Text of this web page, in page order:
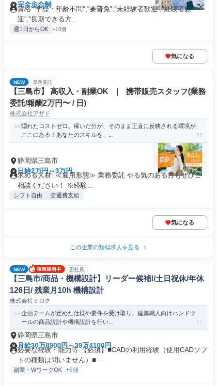
完全歩合制
資格 "学歴・年齢不問","要普免","未経験者歓迎","経験者歓
迎","長期できる方...
週1日からOK +10個
気になる
NEW 業務委託
【三島市】 高収入・副業OK | 携帯販売スタッフ(業務
委託/報酬2万円〜 / 日)
株式会社アザド
隠れたコストゼロ。稼いだ分が、そのまま正直に反映される環境が
ここにある！あなたのスキルを、...
静岡県三島市
日給2万円～3万円
求める人材: ≪雇用形態≫ 業務委託 やる気のある方もぜひご
相談ください！ ※経験...
シフト自由 交通費支給
気になる
この企業の類似求人を見る
NEW 正社員
【三島市/商品・機構設計】リーダー候補!/土日祝休/年休
126日/ 残業月10h 機構設計
株式会社ミロク
企画チームが定めた仕様や要件を受け取り、建築職人向けハンドツ
ールの商品設計や機構設計を行い...
静岡県三島市
月給30万8900円～39万4100円
必要な経験・能力等 【必須】■CADの利用経験（使用CADソフ
トの種類は問いません）■...
副業・WワークOK +6個